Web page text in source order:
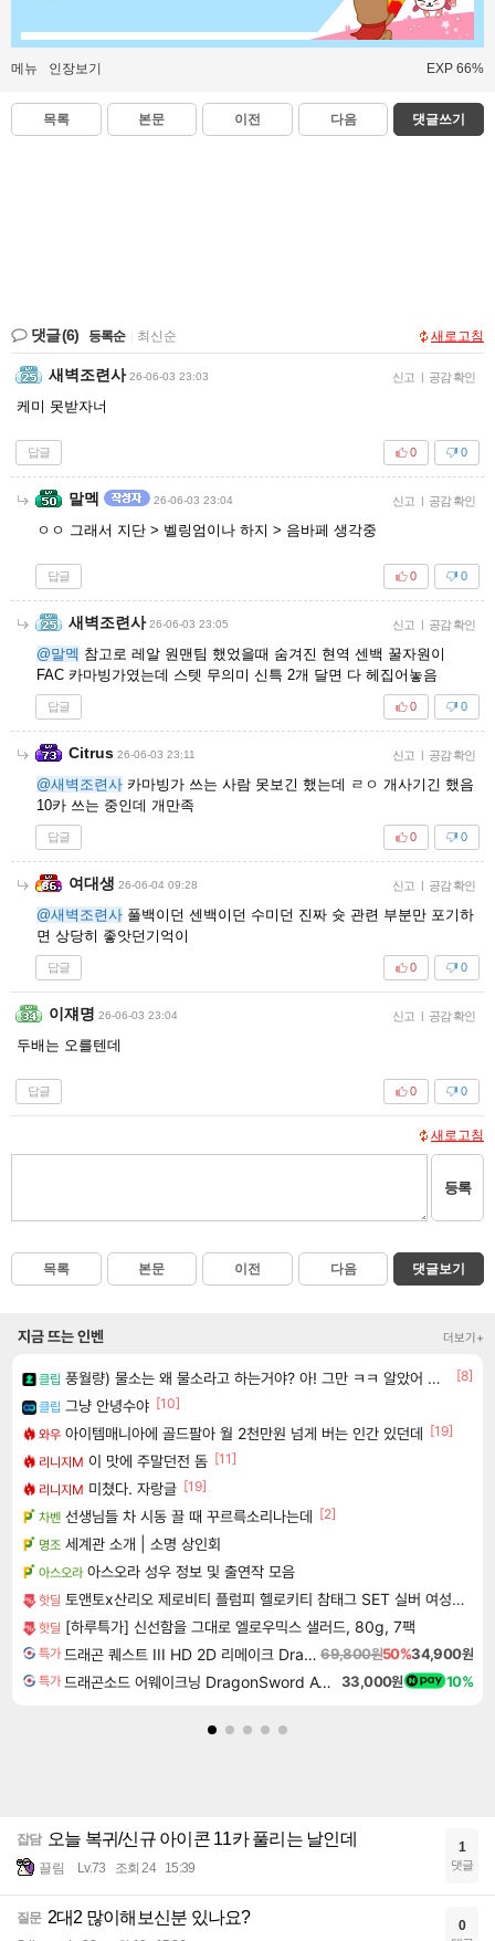
메뉴 인장보기 EXP 66%
목록 본문 이전 다음 댓글쓰기
댓글(6) 등록순 최신순 새로고침
새벽조련사 26-06-03 23:03 신고 | 공감 확인
케미 못받자너
답글 0
0
말멕 26-06-03 23:04 신고 | 공감 확인
ㅇㅇ 그래서 지단 > 벨링엄이나 하지 > 음바페 생각중
답글 0
0
새벽조련사 26-06-03 23:05 신고 | 공감 확인
@말멕 참고로 레알 원맨팀 했었을때 숨겨진 현역 센백 꿀자원이
FAC 카마빙가였는데 스텟 무의미 신특 2개 달면 다 헤집어놓음
답글 0
0
Citrus 26-06-03 23:11 신고 | 공감 확인
@새벽조련사 카마빙가 쓰는 사람 못보긴 했는데 ㄹㅇ 개사기긴 했음
10카 쓰는 중인데 개만족
답글 0
0
여대생 26-06-04 09:28 신고 | 공감 확인
@새벽조련사 풀백이던 센백이던 수미던 진짜 슛 관련 부분만 포기하
면 상당히 좋앗던기억이
답글 0
0
이쟤명 26-06-03 23:04 신고 | 공감 확인
두배는 오를텐데
답글 0
0
새로고침
등록
목록 본문 이전 다음 댓글보기
지금 뜨는 인벤 더보기+
클립 풍월량) 물소는 왜 물소라고 하는거야? 아! 그만 ㅋㅋ 알았어 ㅋㅋ
[8]
클립 그냥 안녕수야 [10]
와우 아이템매니아에 골드팔아 월 2천만원 넘게 버는 인간 있던데 [19]
리니지M 이 맛에 주말던전 돔 [11]
리니지M 미쳤다. 자랑글 [19]
차벤 선생님들 차 시동 끌 때 꾸르륵소리나는데 [2]
명조 세계관 소개 | 소명 상인회
아스오라 아스오라 성우 정보 및 출연작 모음
핫딜 토앤토x산리오 제로비티 플럼피 헬로키티 참태그 SET 실버 여성용 쪼리
핫딜 [하루특가] 신선함을 그대로 엘로우믹스 샐러드, 80g, 7팩
특가 드래곤 퀘스트 III HD 2D 리메이크 Dragon Quest III HD 2D Remake 69,800원50%34,900원
특가 드래곤소드 어웨이크닝 DragonSword Awakening 33,000원 10%
잡담 오늘 복귀/신규 아이콘 11카 풀리는 날인데
끌림 Lv.73 조회 24 15:39
1
댓글
질문 2대2 많이해보신분 있나요? 0